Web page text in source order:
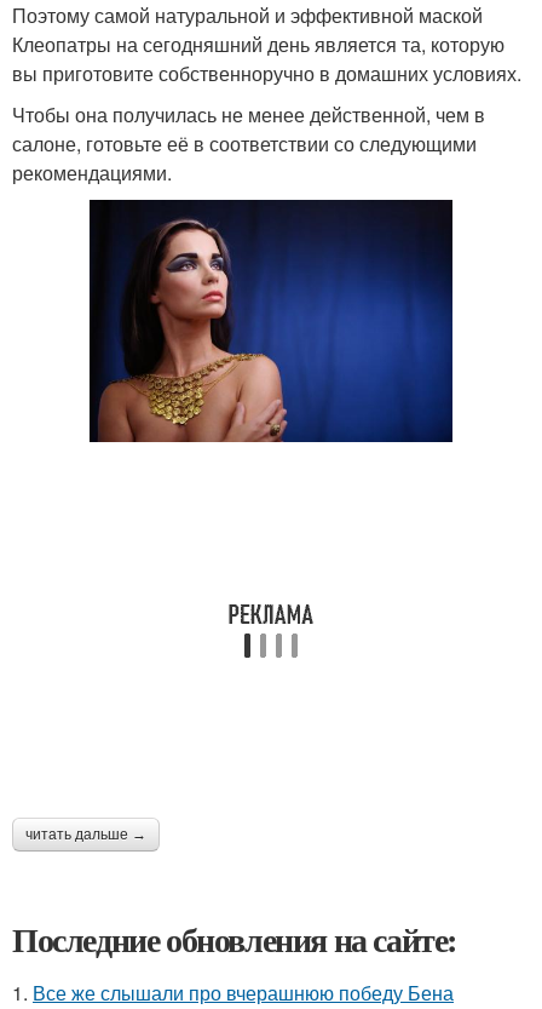
Поэтому самой натуральной и эффективной маской
Клеопатры на сегодняшний день является та, которую
вы приготовите собственноручно в домашних условиях.
Чтобы она получилась не менее действенной, чем в
салоне, готовьте её в соответствии со следующими
рекомендациями.
читать дальше →
Последние обновления на сайте:
1. Все же слышали про вчерашнюю победу Бена